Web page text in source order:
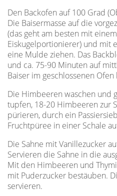
Den Backofen auf 100 Grad
Die Baisermasse auf die
(das geht am besten mit
Eiskugelportionierer) und mit
eine Mulde ziehen. Das
und ca. 75-90 Minuten auf
Baiser im geschlossenen
Die Himbeeren waschen und
tupfen, 18-20 Himbeeren zur
pürieren, durch ein
Fruchtpüree in einer ­Schale
Die Sahne mit Vanillezucker
Servieren die Sahne in die
Mit den ­Himbeeren und
mit Puderzucker bestäuben.
servieren.